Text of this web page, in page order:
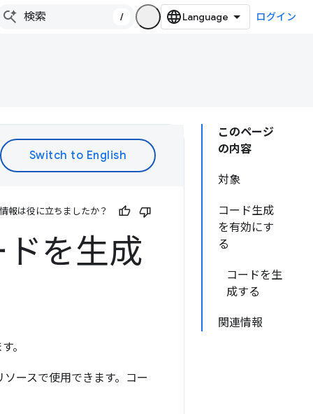
/ ログイン
このページ
の内容
対象
コード生成
を有効にす
る
コードを生
成する
関連情報
報は役に立ちましたか？
を生成
。
ースで使用できます。コー